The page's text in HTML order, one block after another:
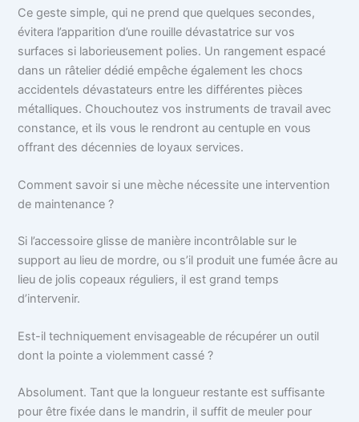
Ce geste simple, qui ne prend que quelques secondes,
évitera l’apparition d’une rouille dévastatrice sur vos
surfaces si laborieusement polies. Un rangement espacé
dans un râtelier dédié empêche également les chocs
accidentels dévastateurs entre les différentes pièces
métalliques. Chouchoutez vos instruments de travail avec
constance, et ils vous le rendront au centuple en vous
offrant des décennies de loyaux services.
Comment savoir si une mèche nécessite une intervention
de maintenance ?
Si l’accessoire glisse de manière incontrôlable sur le
support au lieu de mordre, ou s’il produit une fumée âcre au
lieu de jolis copeaux réguliers, il est grand temps
d’intervenir.
Est-il techniquement envisageable de récupérer un outil
dont la pointe a violemment cassé ?
Absolument. Tant que la longueur restante est suffisante
pour être fixée dans le mandrin, il suffit de meuler pour